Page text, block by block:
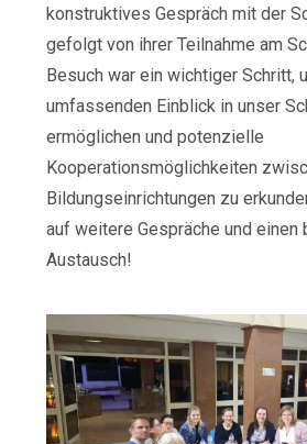
konstruktives Gespräch mit der
gefolgt von ihrer Teilnahme am
Besuch war ein wichtiger Schritt,
umfassenden Einblick in unser
ermöglichen und potenzielle
Kooperationsmöglichkeiten
Bildungseinrichtungen zu
auf weitere Gespräche und einen
Austausch!